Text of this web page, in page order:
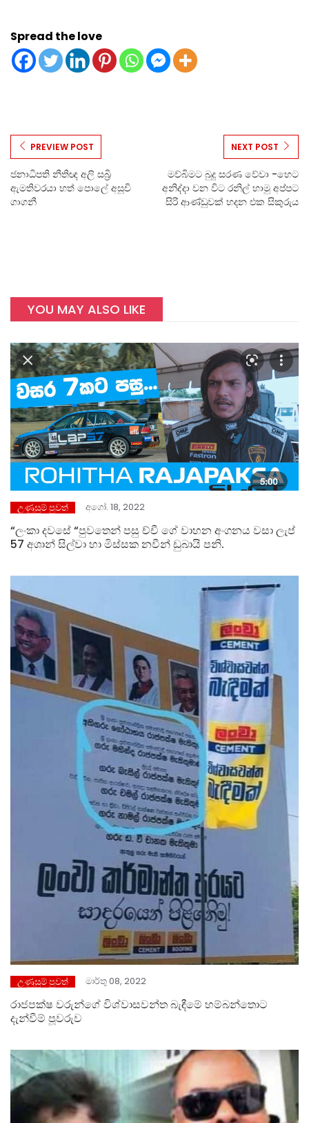
Spread the love
PREVIEW POST
ජනාධිපති නීතිඥ අලි සබ්‍රි
ඇමතිවරයා හත් පොලේ අසූචි
ගාගනී
NEXT POST
මව්බිමට බුදු සරණ වේවා -හෙට
අනිද්දා වන විට රනිල් හාමු අප්පට
සිරි ආණ්ඩුවක් හදන එක සිකුරුය
YOU MAY ALSO LIKE
උණුසුම් පුවත් අගෝ. 18, 2022
“ලංකා දවසේ “පුවතෙන් පසු ච්චී ගේ වාහන අංගනය වසා ලැප්
57 අශාන් සිල්වා හා මිස්සක නවීන් ඩුබායි පනි.
උණුසුම් පුවත් මාර්තු 08, 2022
රාජපක්ෂ වරුන්ගේ විශ්වාසවන්ත බැඳීමේ හම්බන්තොට
දැන්වීම් පූවරුව